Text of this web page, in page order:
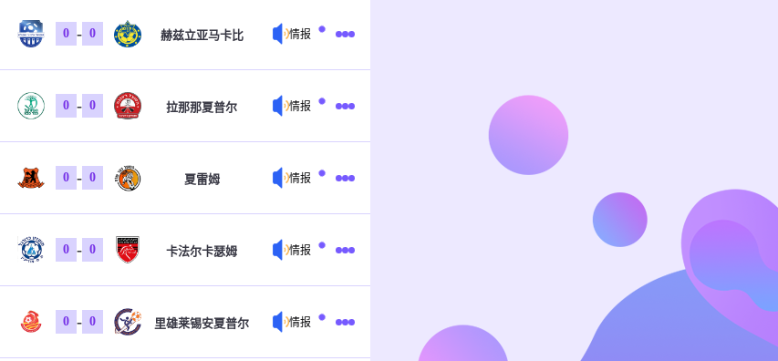
0 - 0 赫兹立亚马卡比 情报
0 - 0 拉那那夏普尔 情报
0 - 0 夏雷姆 情报
0 - 0 卡法尔卡瑟姆 情报
0 - 0 里雄莱锡安夏普尔 情报